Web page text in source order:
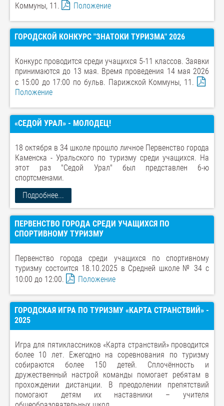
Коммуны, 11.
Положение
ГОРОДСКОЙ КОНКУРС "ЗНАТОКИ ТУРИЗМА" 2026
Конкурс проводится среди учащихся 5-11 классов. Заявки
принимаются до 13 мая. Время проведения 14 мая 2026
с 15:00 до 17:00 по бульв. Парижской Коммуны, 11.
Положение
«СЕДОЙ УРАЛ» - МОЛОДЕЦ!
18 октября в 34 школе прошло личное Первенство города
Каменска - Уральского по туризму среди учащихся. На
этот раз "Седой Урал" был представлен 6-ю
спортсменами.
Подробнее...
ПЕРВЕНСТВО ГОРОДА СРЕДИ УЧАЩИХСЯ ПО
СПОРТИВНОМУ ТУРИЗМУ
Первенство города среди учащихся по спортивному
туризму состоится 18.10.2025 в Средней школе № 34 с
10:00 до 12:00.
Положение
ГОРОДСКАЯ ИГРА ПО ТУРИЗМУ «КАРТА СТРАНСТВИЙ» -
2025
Игра для пятиклассников «Карта странствий» проводится
более 10 лет. Ежегодно на соревнования по туризму
собираются более 150 детей. Сплочённость и
дружественный настрой команды помогает ребятам в
прохождении дистанции. В преодолении препятствий
помогают детям их наставники – учителя